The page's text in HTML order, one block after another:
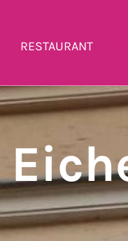
RESTAURANT